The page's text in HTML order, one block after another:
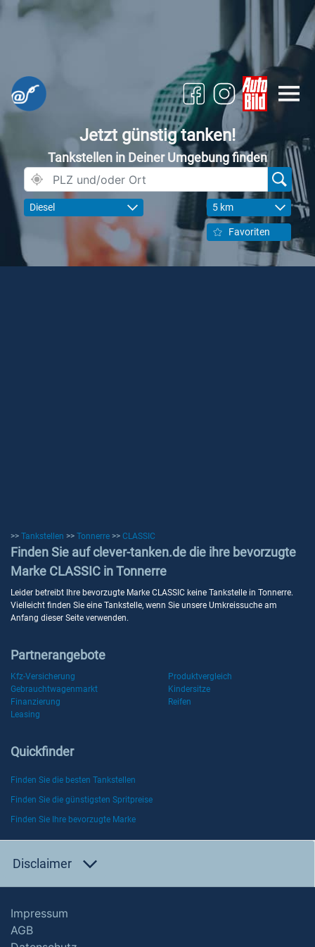
Jetzt günstig tanken!
Tankstellen in Deiner Umgebung finden
Diesel 5 km
Favoriten
>> Tankstellen >> Tonnerre >> CLASSIC
Finden Sie auf clever-tanken.de die ihre bevorzugte
Marke CLASSIC in Tonnerre
Leider betreibt Ihre bevorzugte Marke CLASSIC keine Tankstelle in Tonnerre.
Vielleicht finden Sie eine Tankstelle, wenn Sie unsere Umkreissuche am
Anfang dieser Seite verwenden.
Partnerangebote
Kfz-Versicherung
Produktvergleich
Gebrauchtwagenmarkt
Kindersitze
Finanzierung
Reifen
Leasing
Quickfinder
Finden Sie die besten Tankstellen
Finden Sie die günstigsten Spritpreise
Finden Sie Ihre bevorzugte Marke
Disclaimer
Impressum
AGB